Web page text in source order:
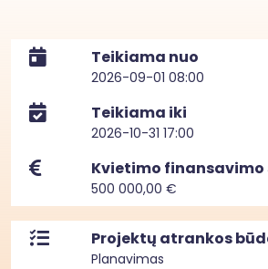
Teikiama nuo
2026-09-01 08:00
Teikiama iki
2026-10-31 17:00
Kvietimo finansavimo
500 000,00 €
Projektų atrankos
Planavimas